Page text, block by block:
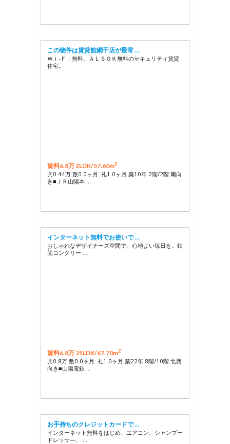
この物件は賃貸館網干店が最寄 …
Ｗｉ-Ｆｉ無料。ＡＬＳＯＫ無料のセキュリティ賃貸
住宅。
賃料6.8万 2LDK/57.60m2
共0.44万 敷0.0ヶ月 礼1.0ヶ月 築10年 2階/2階 南向
き■ＪＲ山陽本 …
インターネット無料でお使いで …
おしゃれなデザイナーズ空間で、心地よい毎日を。鉄
筋コンクリー …
賃料6.8万 2SLDK/67.70m2
共0.8万 敷0.0ヶ月 礼1.0ヶ月 築22年 8階/10階 北西
向き■山陽電鉄 …
お手持ちのクレジットカードで …
インターネット無料をはじめ、エアコン、シャンプー
ドレッサ―、 …